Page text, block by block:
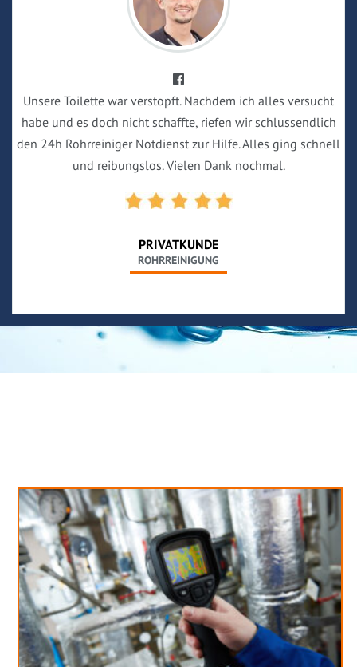
Unsere Toilette war verstopft. Nachdem ich alles versucht
habe und es doch nicht schaffte, riefen wir schlussendlich
den 24h Rohrreiniger Notdienst zur Hilfe. Alles ging schnell
und reibungslos. Vielen Dank nochmal.
PRIVATKUNDE
ROHRREINIGUNG